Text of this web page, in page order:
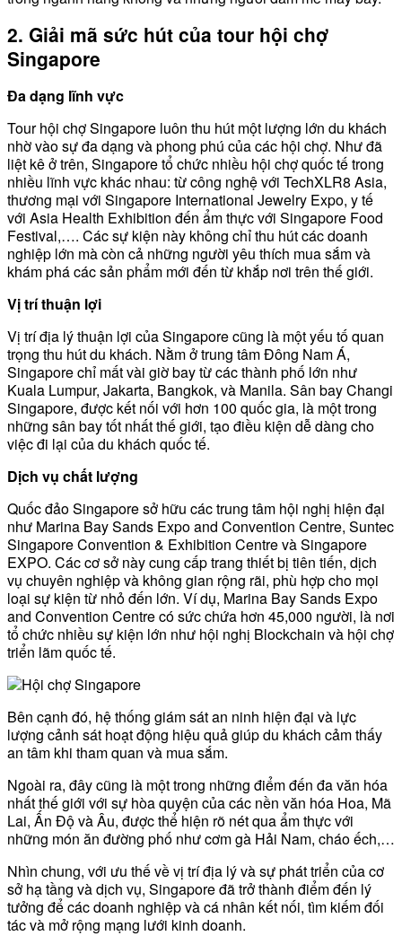
2. Giải mã sức hút của tour hội chợ
Singapore
Đa dạng lĩnh vực
Tour hội chợ Singapore luôn thu hút một lượng lớn du khách
nhờ vào sự đa dạng và phong phú của các hội chợ. Như đã
liệt kê ở trên, Singapore tổ chức nhiều hội chợ quốc tế trong
nhiều lĩnh vực khác nhau: từ công nghệ với TechXLR8 Asia,
thương mại với Singapore International Jewelry Expo, y tế
với Asia Health Exhibition đến ẩm thực với Singapore Food
Festival,…. Các sự kiện này không chỉ thu hút các doanh
nghiệp lớn mà còn cả những người yêu thích mua sắm và
khám phá các sản phẩm mới đến từ khắp nơi trên thế giới.
Vị trí thuận lợi
Vị trí địa lý thuận lợi của Singapore cũng là một yếu tố quan
trọng thu hút du khách. Nằm ở trung tâm Đông Nam Á,
Singapore chỉ mất vài giờ bay từ các thành phố lớn như
Kuala Lumpur, Jakarta, Bangkok, và Manila. Sân bay Changi
Singapore, được kết nối với hơn 100 quốc gia, là một trong
những sân bay tốt nhất thế giới, tạo điều kiện dễ dàng cho
việc đi lại của du khách quốc tế.
Dịch vụ chất lượng
Quốc đảo Singapore sở hữu các trung tâm hội nghị hiện đại
như Marina Bay Sands Expo and Convention Centre, Suntec
Singapore Convention & Exhibition Centre và Singapore
EXPO. Các cơ sở này cung cấp trang thiết bị tiên tiến, dịch
vụ chuyên nghiệp và không gian rộng rãi, phù hợp cho mọi
loại sự kiện từ nhỏ đến lớn. Ví dụ, Marina Bay Sands Expo
and Convention Centre có sức chứa hơn 45,000 người, là nơi
tổ chức nhiều sự kiện lớn như hội nghị Blockchain và hội chợ
triển lãm quốc tế.
Bên cạnh đó, hệ thống giám sát an ninh hiện đại và lực
lượng cảnh sát hoạt động hiệu quả giúp du khách cảm thấy
an tâm khi tham quan và mua sắm.
Ngoài ra, đây cũng là một trong những điểm đến đa văn hóa
nhất thế giới với sự hòa quyện của các nền văn hóa Hoa, Mã
Lai, Ấn Độ và Âu, được thể hiện rõ nét qua ẩm thực với
những món ăn đường phố như cơm gà Hải Nam, cháo ếch,…
Nhìn chung, với ưu thế về vị trí địa lý và sự phát triển của cơ
sở hạ tầng và dịch vụ, Singapore đã trở thành điểm đến lý
tưởng để các doanh nghiệp và cá nhân kết nối, tìm kiếm đối
tác và mở rộng mạng lưới kinh doanh.